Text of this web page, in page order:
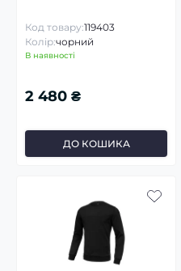
Код товару:119403
Колір:чорний
В наявності
2 480 ₴
ДО КОШИКА